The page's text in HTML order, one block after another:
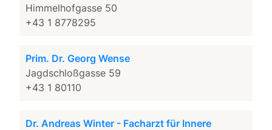
Himmelhofgasse 50
+43 1 8778295
Prim. Dr. Georg Wense
Jagdschloßgasse 59
+43 1 80110
Dr. Andreas Winter - Facharzt für Innere